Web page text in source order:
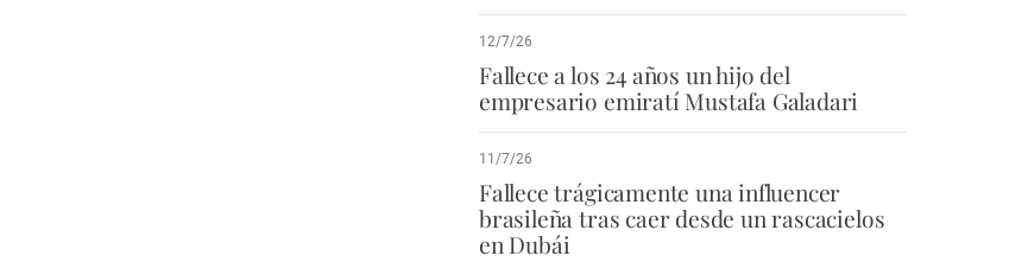
12/7/26
Fallece a los 24 años un hijo del
empresario emiratí Mustafa Galadari
11/7/26
Fallece trágicamente una influencer
brasileña tras caer desde un rascacielos
en Dubái